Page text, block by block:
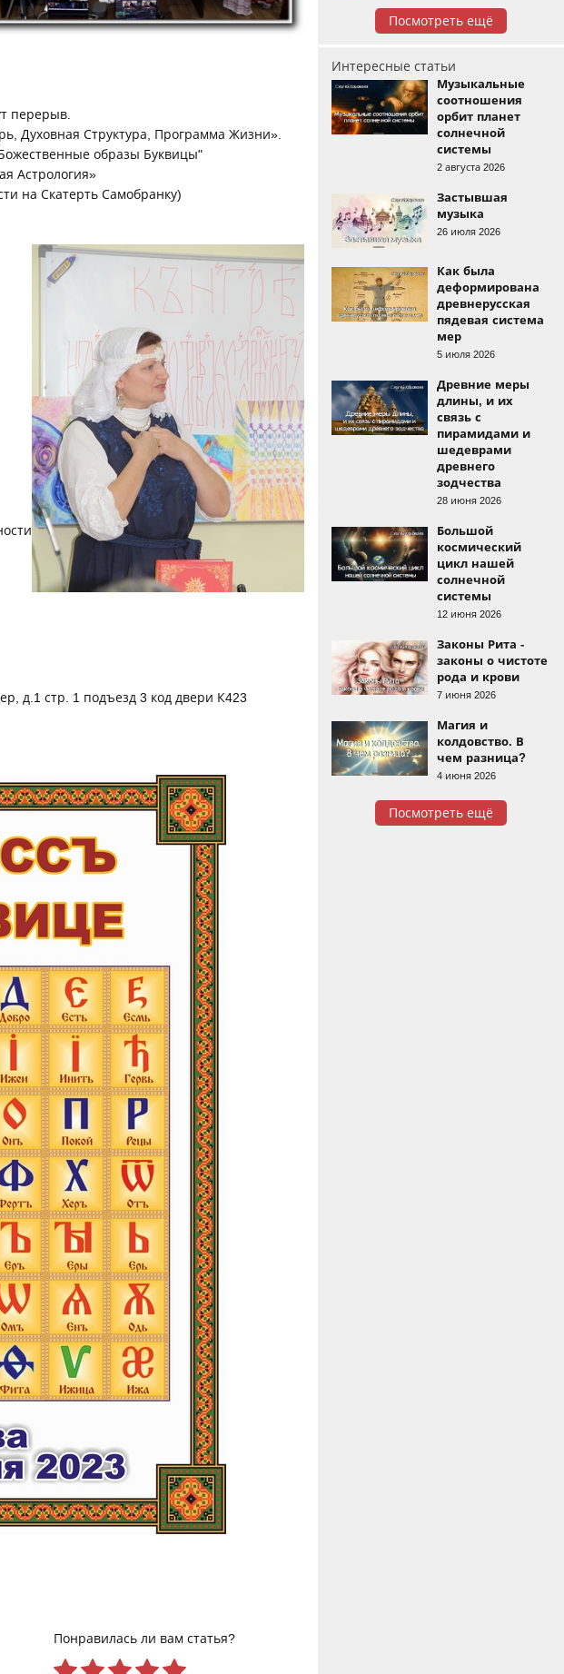
перерыв.
Духовная Структура, Программа Жизни».
образы Буквицы"
Астрология»
на Скатерть Самобранку)
д.1 стр. 1 подъезд 3 код двери К423
Понравилась ли вам статья?
Посмотреть ещё
Интересные статьи
Музыкальные
соотношения
орбит планет
солнечной
системы
2 августа 2026
Застывшая
музыка
26 июля 2026
Как была
деформирована
древнерусская
пядевая система
мер
5 июля 2026
Древние меры
длины, и их
связь с
пирамидами и
шедеврами
древнего
зодчества
28 июня 2026
Большой
космический
цикл нашей
солнечной
системы
12 июня 2026
Законы Рита -
законы о чистоте
рода и крови
7 июня 2026
Магия и
колдовство. В
чем разница?
4 июня 2026
Посмотреть ещё